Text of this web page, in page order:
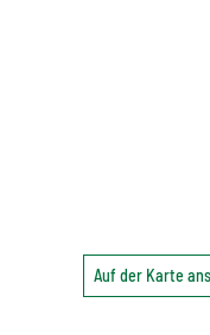
Auf der Karte